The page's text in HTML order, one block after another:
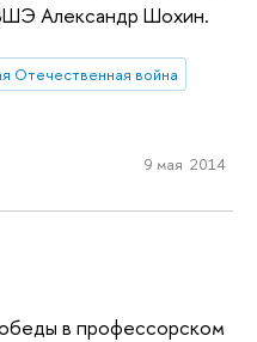
Александр Шохин.
Отечественная война
9 мая 2014
в профессорском